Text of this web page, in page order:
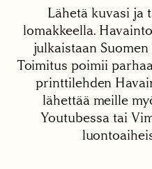
Lähetä kuvasi ja
lomakkeella.
julkaistaan
Toimitus poimii
printtilehden
lähettää meille
Youtubessa tai